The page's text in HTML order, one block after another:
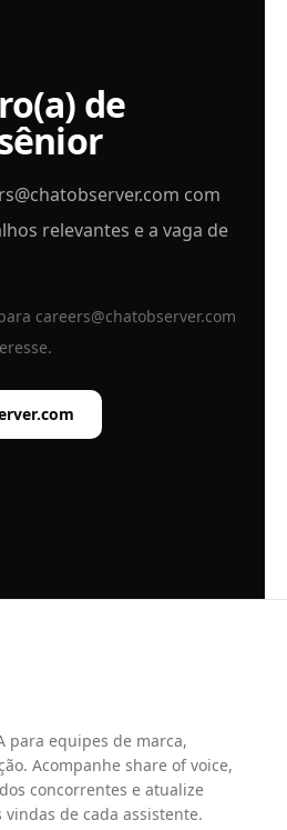
de
com
relevantes e a vaga de
careers@chatobserver.com
para equipes de marca,
Acompanhe share of voice,
concorrentes e atualize
de cada assistente.